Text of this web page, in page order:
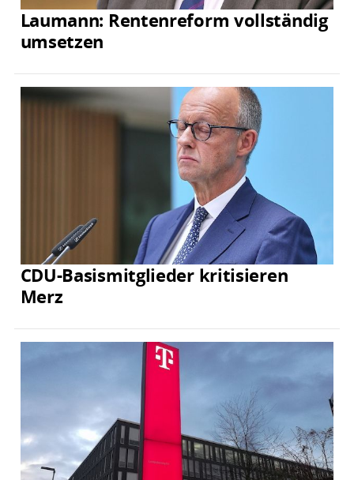
Laumann: Rentenreform vollständig
umsetzen
CDU-Basismitglieder kritisieren
Merz